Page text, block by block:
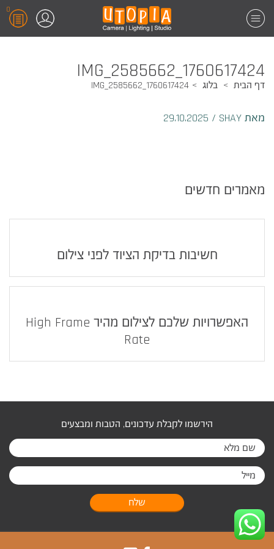
0
1760617424_IMG_2585662
דף הבית בלוג 1760617424_IMG_2585662
מאת SHAY /
מאמרים חדשים
חשיבות בדיקת הציוד לפני צילום
האפשרויות שלכם לצילום מהיר High Frame
Rate
הירשמו לקבלת עדכונים, הטבות ומבצעים
שלח